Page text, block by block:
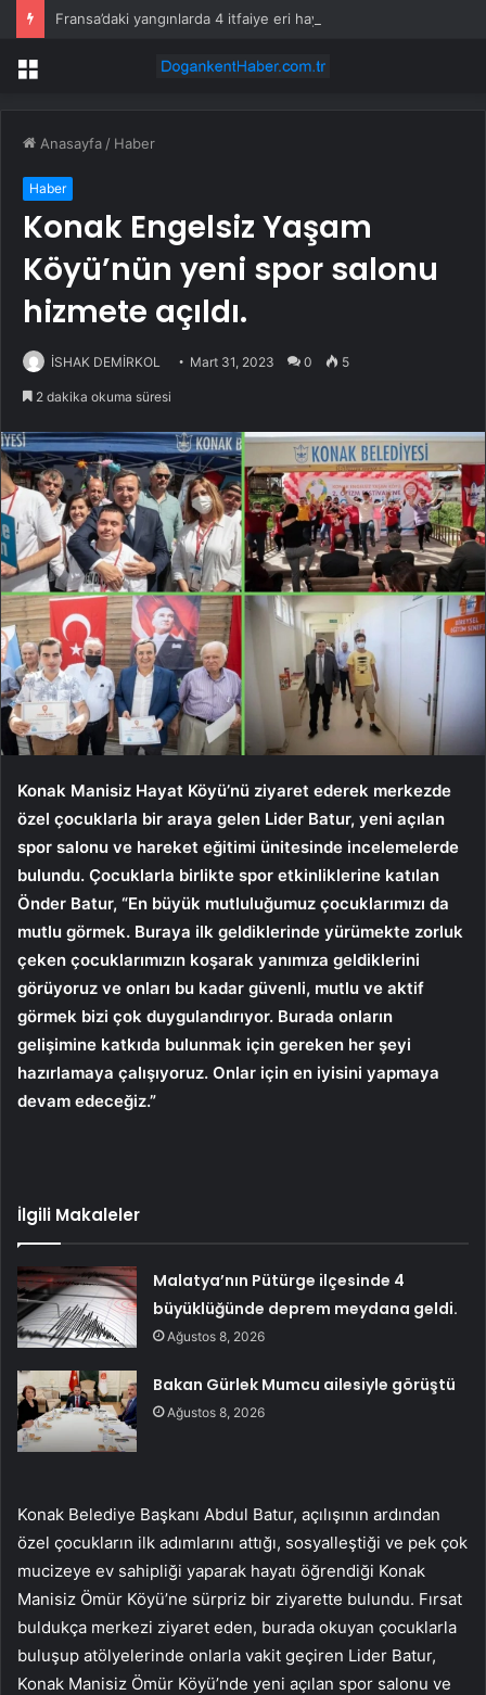
Fransa’daki yangınlarda 4 itfaiye eri hayatını kaybetti
Menü
Anasayfa / Haber
Haber
Konak Engelsiz Yaşam
Köyü’nün yeni spor salonu
hizmete açıldı.
İSHAK DEMİRKOL Mart 31, 2023 0 5
2 dakika okuma süresi
Konak Manisiz Hayat Köyü’nü ziyaret ederek merkezde
özel çocuklarla bir araya gelen Lider Batur, yeni açılan
spor salonu ve hareket eğitimi ünitesinde incelemelerde
bulundu. Çocuklarla birlikte spor etkinliklerine katılan
Önder Batur, “En büyük mutluluğumuz çocuklarımızı da
mutlu görmek. Buraya ilk geldiklerinde yürümekte zorluk
çeken çocuklarımızın koşarak yanımıza geldiklerini
görüyoruz ve onları bu kadar güvenli, mutlu ve aktif
görmek bizi çok duygulandırıyor. Burada onların
gelişimine katkıda bulunmak için gereken her şeyi
hazırlamaya çalışıyoruz. Onlar için en iyisini yapmaya
devam edeceğiz.”
İlgili Makaleler
Malatya’nın Pütürge ilçesinde 4
büyüklüğünde deprem meydana geldi.
Ağustos 8, 2026
Bakan Gürlek Mumcu ailesiyle görüştü
Ağustos 8, 2026
Konak Belediye Başkanı Abdul Batur, açılışının ardından
özel çocukların ilk adımlarını attığı, sosyalleştiği ve pek çok
mucizeye ev sahipliği yaparak hayatı öğrendiği Konak
Manisiz Ömür Köyü’ne sürpriz bir ziyarette bulundu. Fırsat
buldukça merkezi ziyaret eden, burada okuyan çocuklarla
buluşup atölyelerinde onlarla vakit geçiren Lider Batur,
Konak Manisiz Ömür Köyü’nde yeni açılan spor salonu ve